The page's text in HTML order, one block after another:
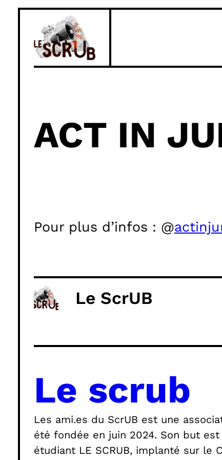
Aller
contenu
ACT IN
Pour plus d’infos : @
Le ScrUB
Le scrub
Les ami.es du ScrUB est une
été fondée en juin 2024. Son but
étudiant LE SCRUB, implanté sur le